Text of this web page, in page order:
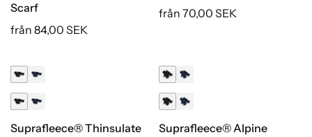
Scarf
från 84,00 SEK
från 70,00 SEK
Suprafleece® Thinsulate
Suprafleece® Alpine